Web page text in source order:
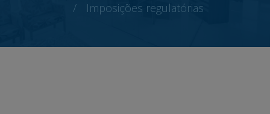
Imposições regulatórias